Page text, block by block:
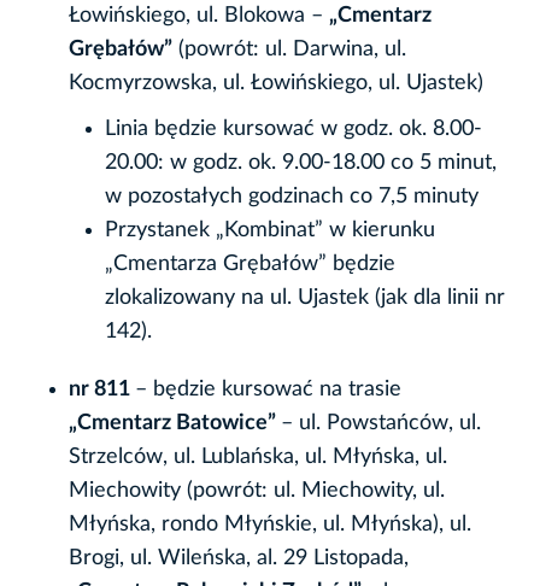
Łowińskiego, ul. Blokowa – „Cmentarz
Grębałów” (powrót: ul. Darwina, ul.
Kocmyrzowska, ul. Łowińskiego, ul. Ujastek)
Linia będzie kursować w godz. ok. 8.00-
20.00: w godz. ok. 9.00-18.00 co 5 minut,
w pozostałych godzinach co 7,5 minuty
Przystanek „Kombinat” w kierunku
„Cmentarza Grębałów” będzie
zlokalizowany na ul. Ujastek (jak dla linii nr
142).
nr 811 – będzie kursować na trasie
„Cmentarz Batowice” – ul. Powstańców, ul.
Strzelców, ul. Lublańska, ul. Młyńska, ul.
Miechowity (powrót: ul. Miechowity, ul.
Młyńska, rondo Młyńskie, ul. Młyńska), ul.
Brogi, ul. Wileńska, al. 29 Listopada,